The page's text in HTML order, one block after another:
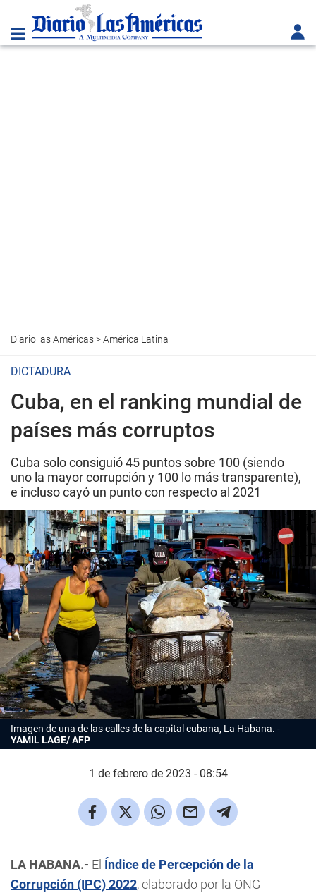
Diario las Américas>América Latina
DICTADURA
Cuba, en el ranking mundial de
países más corruptos
Cuba solo consiguió 45 puntos sobre 100 (siendo
uno la mayor corrupción y 100 lo más transparente),
e incluso cayó un punto con respecto al 2021
Imagen de una de las calles de la capital cubana, La Habana.
YAMIL LAGE/ AFP
1 de febrero de 2023 - 08:54
LA HABANA.- El Índice de Percepción de la
Corrupción (IPC) 2022, elaborado por la ONG